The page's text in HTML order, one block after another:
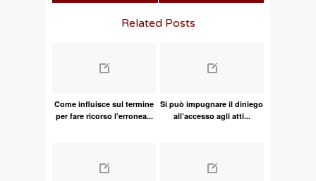
Related Posts
Come influisce sul termine
per fare ricorso l’erronea...
Si può impugnare il diniego
all’accesso agli atti...